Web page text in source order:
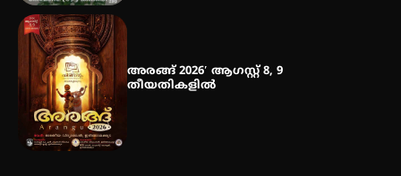
അരങ്ങ് 2026′ ആഗസ്റ്റ് 8, 9
തീയതികളിൽ